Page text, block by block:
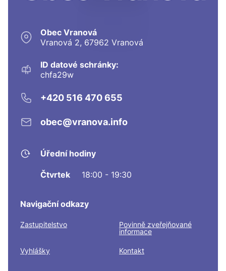
Obec Vranová
Vranová 2, 67962 Vranová
ID datové schránky:
chfa29w
+420 516 470 655
obec@vranova.info
Úřední hodiny
Čtvrtek 18:00 - 19:30
Navigační odkazy
Zastupitelstvo
Povinně zveřejňované
informace
Vyhlášky Kontakt